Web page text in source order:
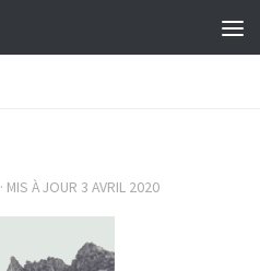
· MIS À JOUR 3 AVRIL 2020